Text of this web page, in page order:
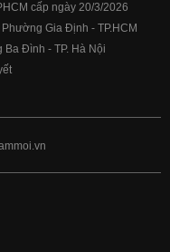
cấp ngày 20/3/2026
Gia Định - TP.HCM
Ba Đình - TP. Hà Nội